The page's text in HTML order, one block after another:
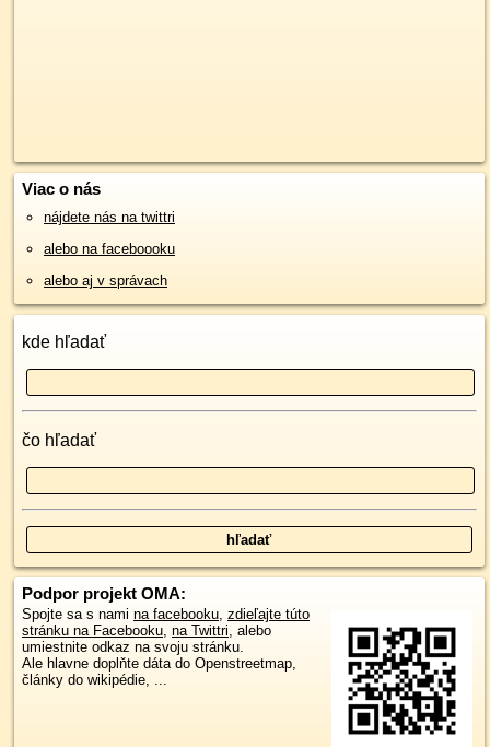
Viac o nás
nájdete nás na twittri
alebo na faceboooku
alebo aj v správach
kde hľadať
čo hľadať
Podpor projekt OMA:
Spojte sa s nami na facebooku, zdieľajte túto
stránku na Facebooku, na Twittri, alebo
umiestnite odkaz na svoju stránku.
Ale hlavne doplňte dáta do Openstreetmap,
články do wikipédie, ...